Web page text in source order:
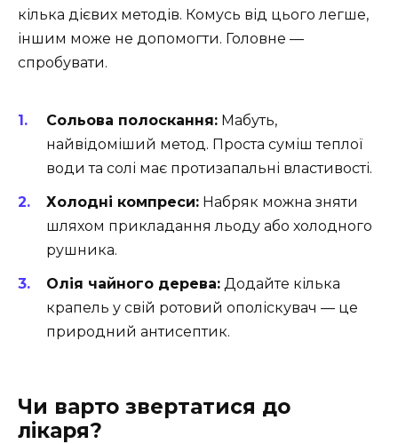
кілька дієвих методів. Комусь від цього легше,
іншим може не допомогти. Головне —
спробувати.
Сольова полоскання: Мабуть,
найвідоміший метод. Проста суміш теплої
води та солі має протизапальні властивості.
Холодні компреси: Набряк можна зняти
шляхом прикладання льоду або холодного
рушника.
Олія чайного дерева: Додайте кілька
крапель у свій ротовий ополіскувач — це
природний антисептик.
Чи варто звертатися до
лікаря?